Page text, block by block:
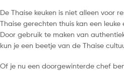
De Thaise keuken is niet alleen voor
Thaise gerechten thuis kan een
Door gebruik te maken van
kun je een beetje van de Thaise
Of je nu een doorgewinterde chef